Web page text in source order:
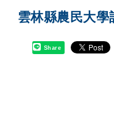
雲林縣農民大學
Share